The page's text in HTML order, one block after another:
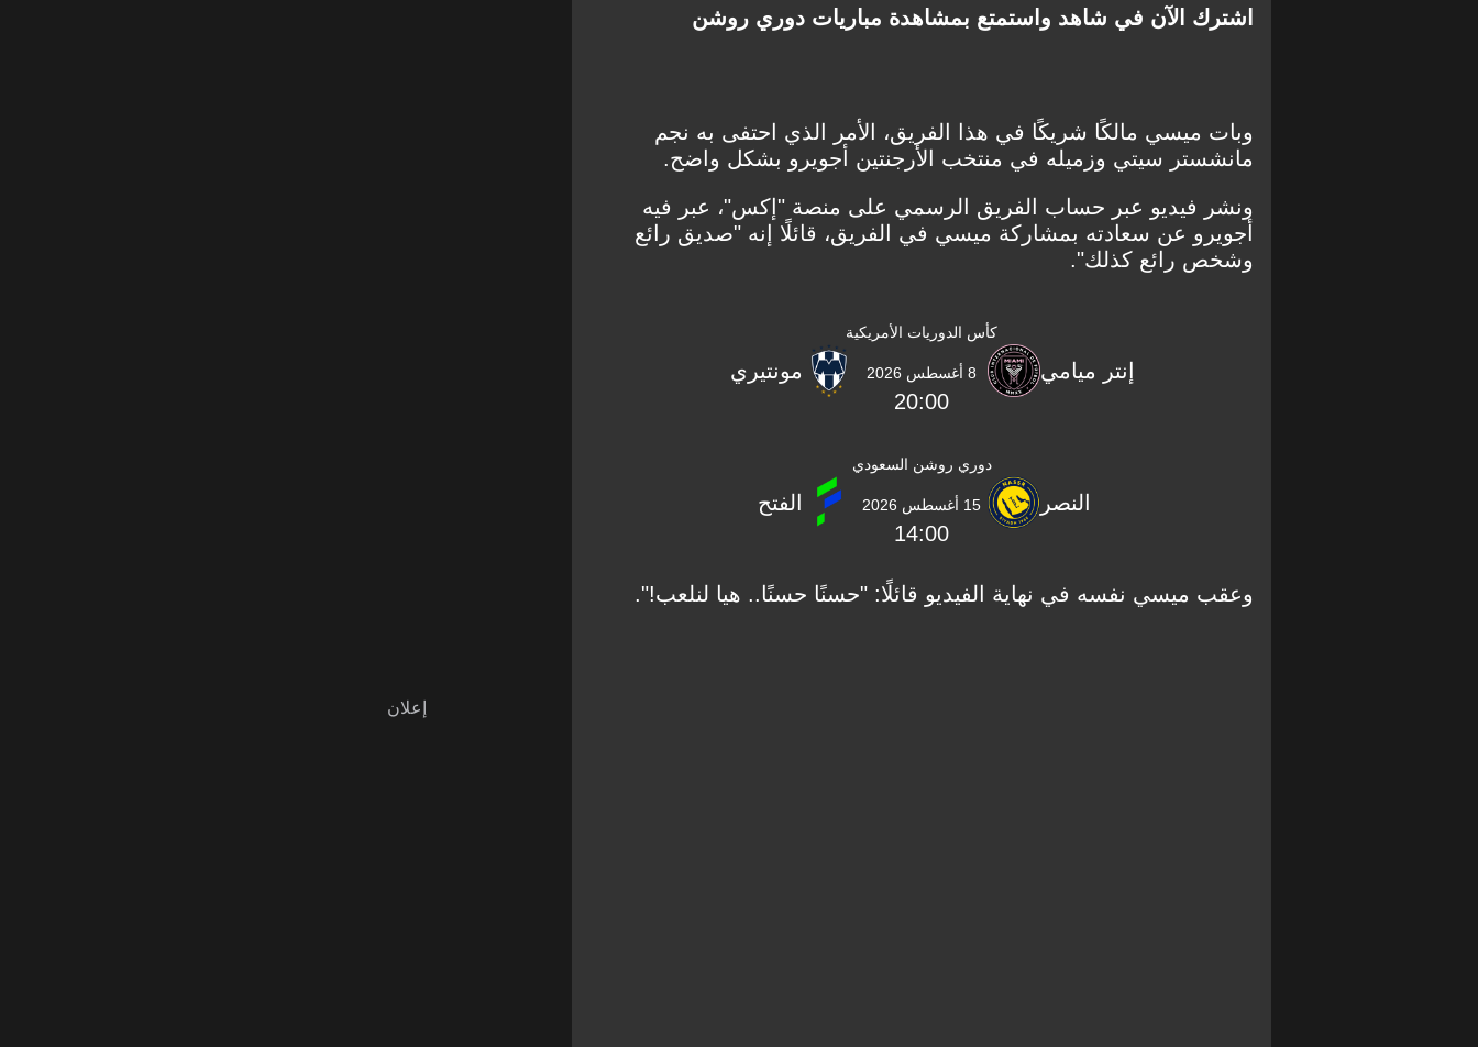
اشترك الآن في شاهد واستمتع بمشاهدة مباريات دوري روشن
وبات ميسي مالكًا شريكًا في هذا الفريق، الأمر الذي احتفى به نجم
مانشستر سيتي وزميله في منتخب الأرجنتين أجويرو بشكل واضح.
ونشر فيديو عبر حساب الفريق الرسمي على منصة "إكس"، عبر فيه
أجويرو عن سعادته بمشاركة ميسي في الفريق، قائلًا إنه "صديق رائع
وشخص رائع كذلك".
كأس الدوريات الأمريكية
إنتر ميامي 8 أغسطس 2026
20:00
مونتيري
دوري روشن السعودي
النصر 15 أغسطس 2026
14:00
الفتح
وعقب ميسي نفسه في نهاية الفيديو قائلًا: "حسنًا حسنًا.. هيا لنلعب!".